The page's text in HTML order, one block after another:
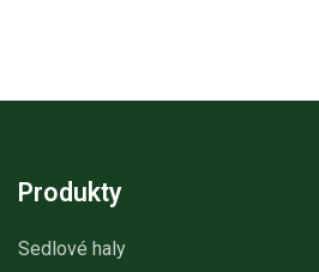
Produkty
Sedlové haly